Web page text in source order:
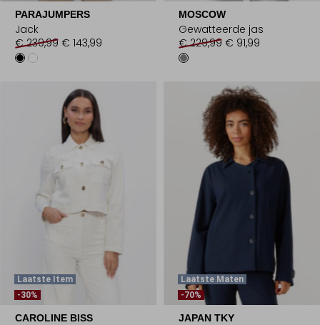
PARAJUMPERS
Jack
€ 239,99 € 143,99
MOSCOW
Gewatteerde jas
€ 229,99 € 91,99
Laatste Item
-30%
CAROLINE BISS
Laatste Maten
-70%
JAPAN TKY